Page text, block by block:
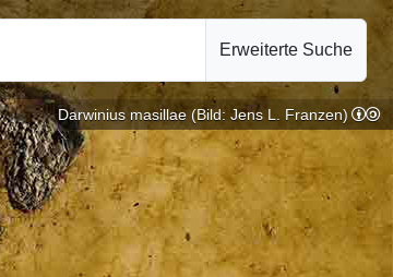
Erweiterte Suche
Darwinius masillae (Bild: Jens L. Franzen)